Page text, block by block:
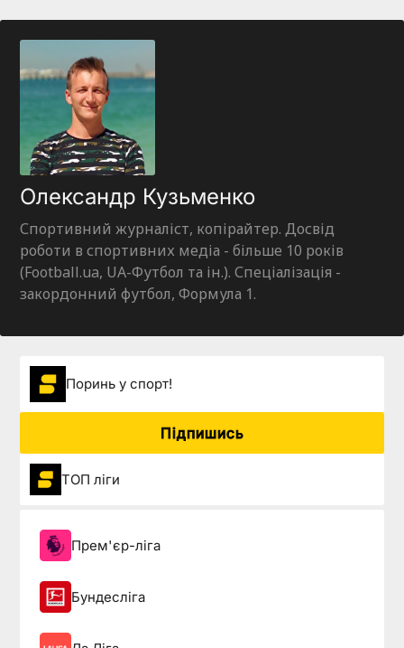
Олександр Кузьменко
Спортивний журналіст, копірайтер. Досвід
роботи в спортивних медіа - більше 10 років
(Football.ua, UA-Футбол та ін.). Спеціалізація -
закордонний футбол, Формула 1.
Поринь у спорт!
Підпишись
ТОП ліги
Прем'єр-ліга
Бундесліга